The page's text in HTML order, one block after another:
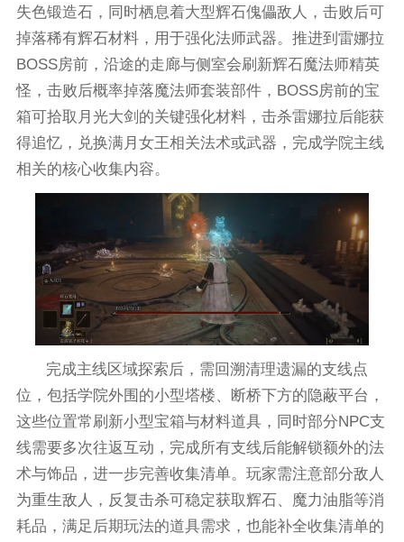
失色锻造石，同时栖息着大型辉石傀儡敌人，击败后可
掉落稀有辉石材料，用于强化法师武器。推进到雷娜拉
BOSS房前，沿途的走廊与侧室会刷新辉石魔法师精英
怪，击败后概率掉落魔法师套装部件，BOSS房前的宝
箱可拾取月光大剑的关键强化材料，击杀雷娜拉后能获
得追忆，兑换满月女王相关法术或武器，完成学院主线
相关的核心收集内容。
完成主线区域探索后，需回溯清理遗漏的支线点
位，包括学院外围的小型塔楼、断桥下方的隐蔽平台，
这些位置常刷新小型宝箱与材料道具，同时部分NPC支
线需要多次往返互动，完成所有支线后能解锁额外的法
术与饰品，进一步完善收集清单。玩家需注意部分敌人
为重生敌人，反复击杀可稳定获取辉石、魔力油脂等消
耗品，满足后期玩法的道具需求，也能补全收集清单的